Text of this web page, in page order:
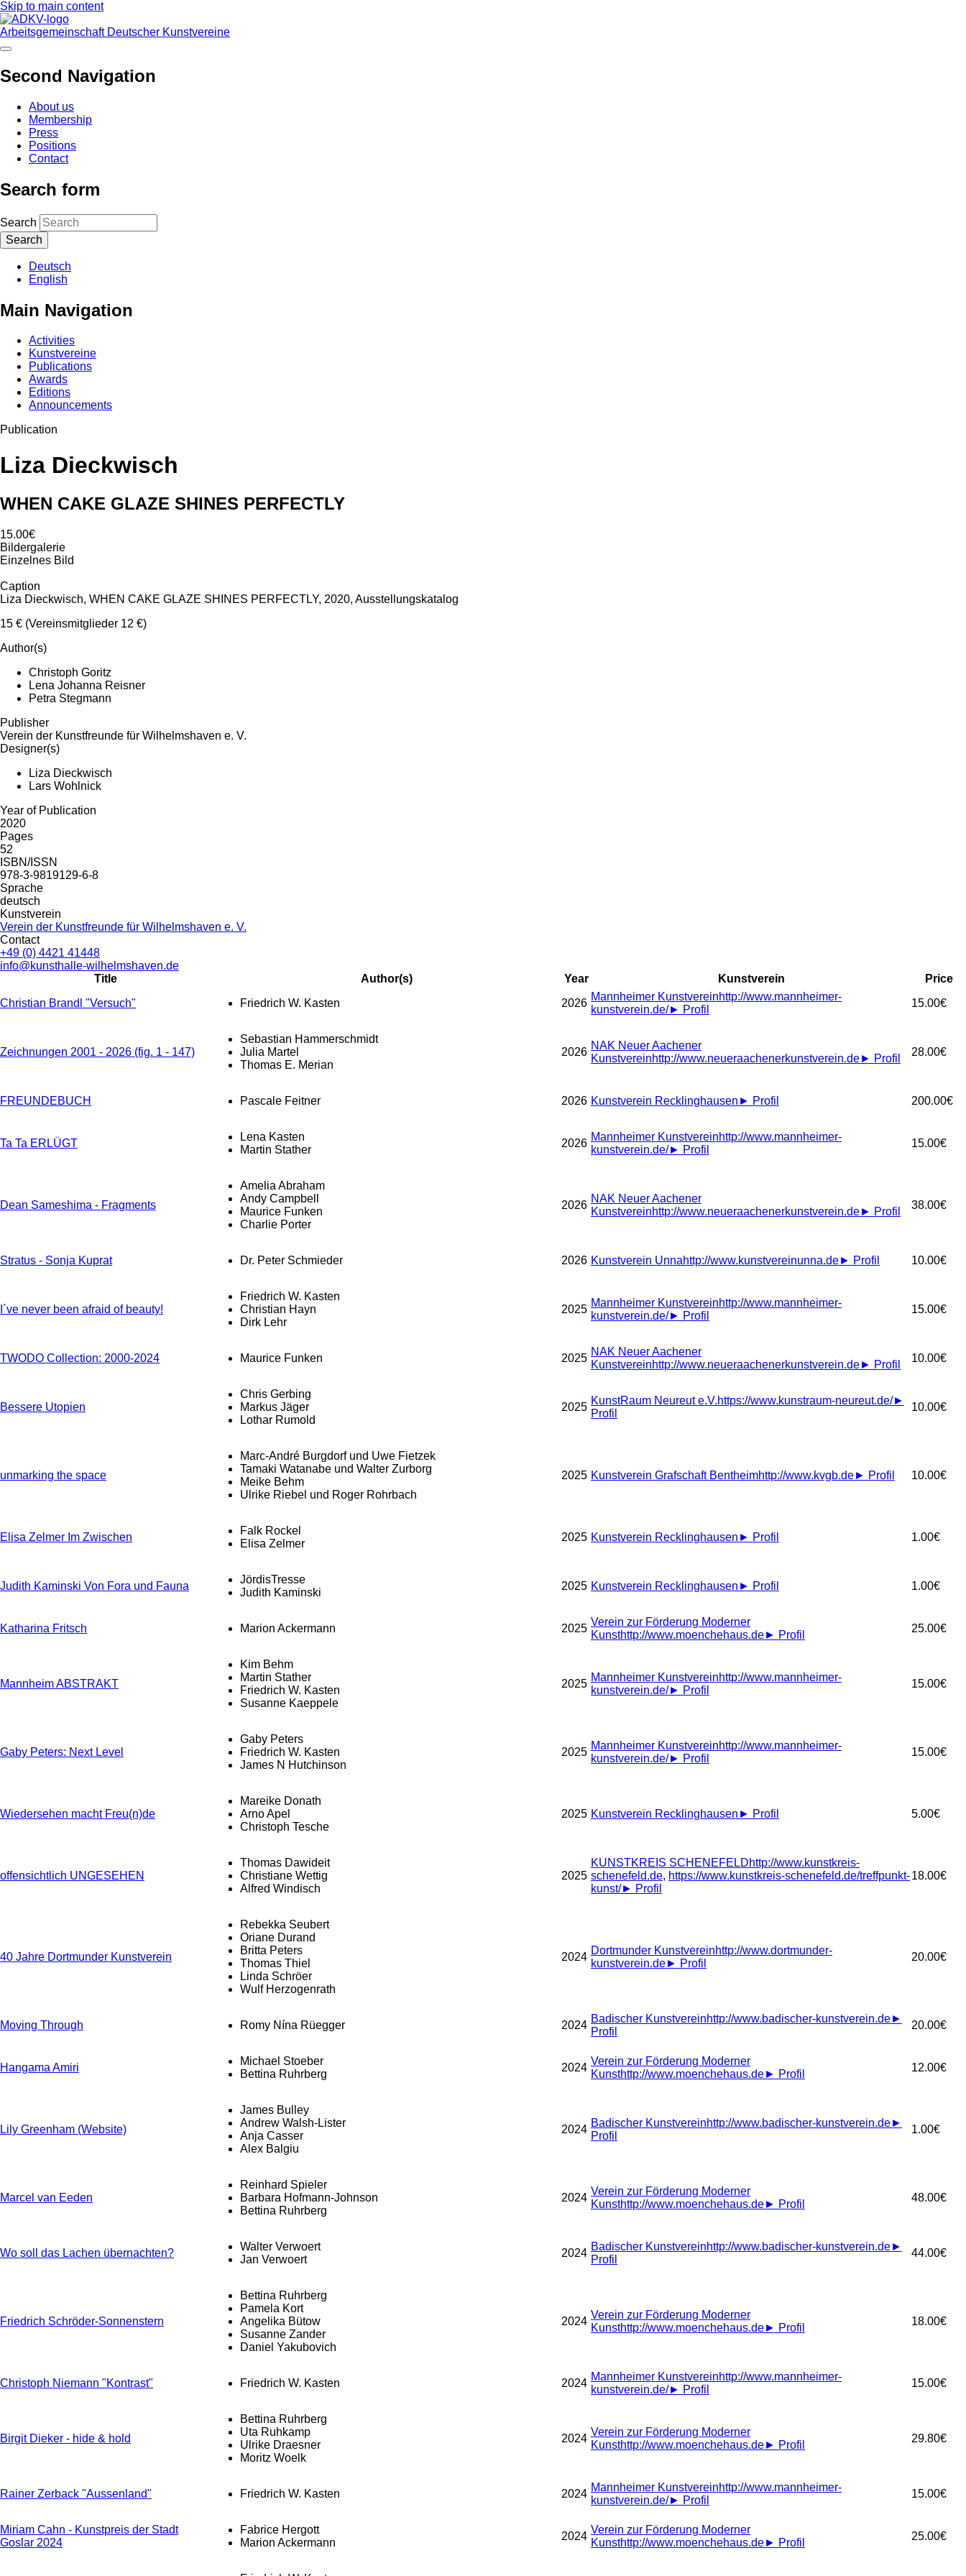
Skip to main content
Arbeitsgemeinschaft Deutscher Kunstvereine
Second Navigation
About us
Membership
Press
Positions
Contact
Search form
Search
Deutsch
English
Main Navigation
Activities
Kunstvereine
Publications
Awards
Editions
Announcements
Publication
Liza Dieckwisch
WHEN CAKE GLAZE SHINES PERFECTLY
15.00€
Bildergalerie
Einzelnes Bild
Caption
Liza Dieckwisch, WHEN CAKE GLAZE SHINES PERFECTLY, 2020, Ausstellungskatalog
15 € (Vereinsmitglieder 12 €)
Author(s)
Christoph Goritz
Lena Johanna Reisner
Petra Stegmann
Publisher
Verein der Kunstfreunde für Wilhelmshaven e. V.
Designer(s)
Liza Dieckwisch
Lars Wohlnick
Year of Publication
2020
Pages
52
ISBN/ISSN
978-3-9819129-6-8
Sprache
deutsch
Kunstverein
Verein der Kunstfreunde für Wilhelmshaven e. V.
Contact
+49 (0) 4421 41448
info@kunsthalle-wilhelmshaven.de
Title
Author(s) Year Kunstverein
Price
Christian Brandl "Versuch"
Friedrich W. Kasten 2026
Mannheimer Kunstvereinhttp://www.mannheimer-
kunstverein.de/► Profil
15.00€
Zeichnungen 2001 - 2026 (fig. 1 - 147)
Sebastian Hammerschmidt
Julia Martel
Thomas E. Merian
2026
NAK Neuer Aachener
Kunstvereinhttp://www.neueraachenerkunstverein.de► Profil
28.00€
FREUNDEBUCH Pascale Feitner 2026 Kunstverein Recklinghausen ► Profil 200.00€
Ta Ta ERLÜGT
Lena Kasten
Martin Stather
2026
Mannheimer Kunstvereinhttp://www.mannheimer-
kunstverein.de/► Profil
15.00€
Dean Sameshima - Fragments
Amelia Abraham
Andy Campbell
Maurice Funken
Charlie Porter
2026
NAK Neuer Aachener
Kunstvereinhttp://www.neueraachenerkunstverein.de► Profil
38.00€
Stratus - Sonja Kuprat Dr. Peter Schmieder 2026 Kunstverein Unnahttp://www.kunstvereinunna.de► Profil 10.00€
I´ve never been afraid of beauty!
Friedrich W. Kasten
Christian Hayn
Dirk Lehr
2025
Mannheimer Kunstvereinhttp://www.mannheimer-
kunstverein.de/► Profil
15.00€
TWODO Collection: 2000-2024 Maurice Funken 2025
NAK Neuer Aachener
Kunstvereinhttp://www.neueraachenerkunstverein.de► Profil
10.00€
Bessere Utopien
Chris Gerbing
Markus Jäger
Lothar Rumold
2025
KunstRaum Neureut e.V.https://www.kunstraum-neureut.de/►
Profil
10.00€
unmarking the space
Marc-André Burgdorf und Uwe Fietzek
Tamaki Watanabe und Walter Zurborg
Meike Behm
Ulrike Riebel und Roger Rohrbach
2025 Kunstverein Grafschaft Bentheimhttp://www.kvgb.de► Profil 10.00€
Elisa Zelmer Im Zwischen
Falk Rockel
Elisa Zelmer
2025 Kunstverein Recklinghausen ► Profil 1.00€
Judith Kaminski Von Fora und Fauna
JördisTresse
Judith Kaminski
2025 Kunstverein Recklinghausen ► Profil 1.00€
Katharina Fritsch Marion Ackermann 2025
Verein zur Förderung Moderner
Kunsthttp://www.moenchehaus.de► Profil
25.00€
Mannheim ABSTRAKT
Kim Behm
Martin Stather
Friedrich W. Kasten
Susanne Kaeppele
2025
Mannheimer Kunstvereinhttp://www.mannheimer-
kunstverein.de/► Profil
15.00€
Gaby Peters: Next Level
Gaby Peters
Friedrich W. Kasten
James N Hutchinson
2025
Mannheimer Kunstvereinhttp://www.mannheimer-
kunstverein.de/► Profil
15.00€
Wiedersehen macht Freu(n)de
Mareike Donath
Arno Apel
Christoph Tesche
2025 Kunstverein Recklinghausen ► Profil 5.00€
offensichtlich UNGESEHEN
Thomas Dawideit
Christiane Wettig
Alfred Windisch
2025
KUNSTKREIS SCHENEFELDhttp://www.kunstkreis-
schenefeld.de, https://www.kunstkreis-schenefeld.de/treffpunkt-
kunst/► Profil
18.00€
40 Jahre Dortmunder Kunstverein
Rebekka Seubert
Oriane Durand
Britta Peters
Thomas Thiel
Linda Schröer
Wulf Herzogenrath
2024
Dortmunder Kunstvereinhttp://www.dortmunder-
kunstverein.de► Profil
20.00€
Moving Through Romy Nína Rüegger 2024
Badischer Kunstvereinhttp://www.badischer-kunstverein.de►
Profil
20.00€
Hangama Amiri
Michael Stoeber
Bettina Ruhrberg
2024
Verein zur Förderung Moderner
Kunsthttp://www.moenchehaus.de► Profil
12.00€
Lily Greenham (Website)
James Bulley
Andrew Walsh-Lister
Anja Casser
Alex Balgiu
2024
Badischer Kunstvereinhttp://www.badischer-kunstverein.de►
Profil
1.00€
Marcel van Eeden
Reinhard Spieler
Barbara Hofmann-Johnson
Bettina Ruhrberg
2024
Verein zur Förderung Moderner
Kunsthttp://www.moenchehaus.de► Profil
48.00€
Wo soll das Lachen übernachten?
Walter Verwoert
Jan Verwoert
2024
Badischer Kunstvereinhttp://www.badischer-kunstverein.de►
Profil
44.00€
Friedrich Schröder-Sonnenstern
Bettina Ruhrberg
Pamela Kort
Angelika Bütow
Susanne Zander
Daniel Yakubovich
2024
Verein zur Förderung Moderner
Kunsthttp://www.moenchehaus.de► Profil
18.00€
Christoph Niemann "Kontrast" Friedrich W. Kasten 2024
Mannheimer Kunstvereinhttp://www.mannheimer-
kunstverein.de/► Profil
15.00€
Birgit Dieker - hide & hold
Bettina Ruhrberg
Uta Ruhkamp
Ulrike Draesner
Moritz Woelk
2024
Verein zur Förderung Moderner
Kunsthttp://www.moenchehaus.de► Profil
29.80€
Rainer Zerback "Aussenland" Friedrich W. Kasten 2024
Mannheimer Kunstvereinhttp://www.mannheimer-
kunstverein.de/► Profil
15.00€
Miriam Cahn - Kunstpreis der Stadt
Goslar 2024
Fabrice Hergott
Marion Ackermann
2024
Verein zur Förderung Moderner
Kunsthttp://www.moenchehaus.de► Profil
25.00€